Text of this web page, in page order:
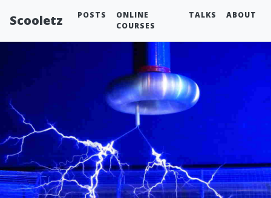
Scooletz POSTS
ONLINE
COURSES
TALKS ABOUT